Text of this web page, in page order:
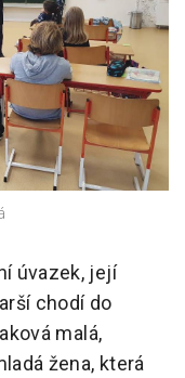
úvazek, její
chodí do
malá,
žena, která